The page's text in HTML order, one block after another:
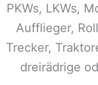
PKWs, LKWs,
Aufflieger,
Trecker,
dreirädrige